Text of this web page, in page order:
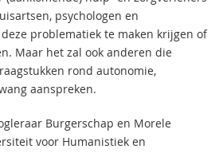
psychologen en
problematiek te maken krijgen of
Maar het zal ook anderen die
rond autonomie,
aanspreken.
Burgerschap en Morele
voor Humanistiek en